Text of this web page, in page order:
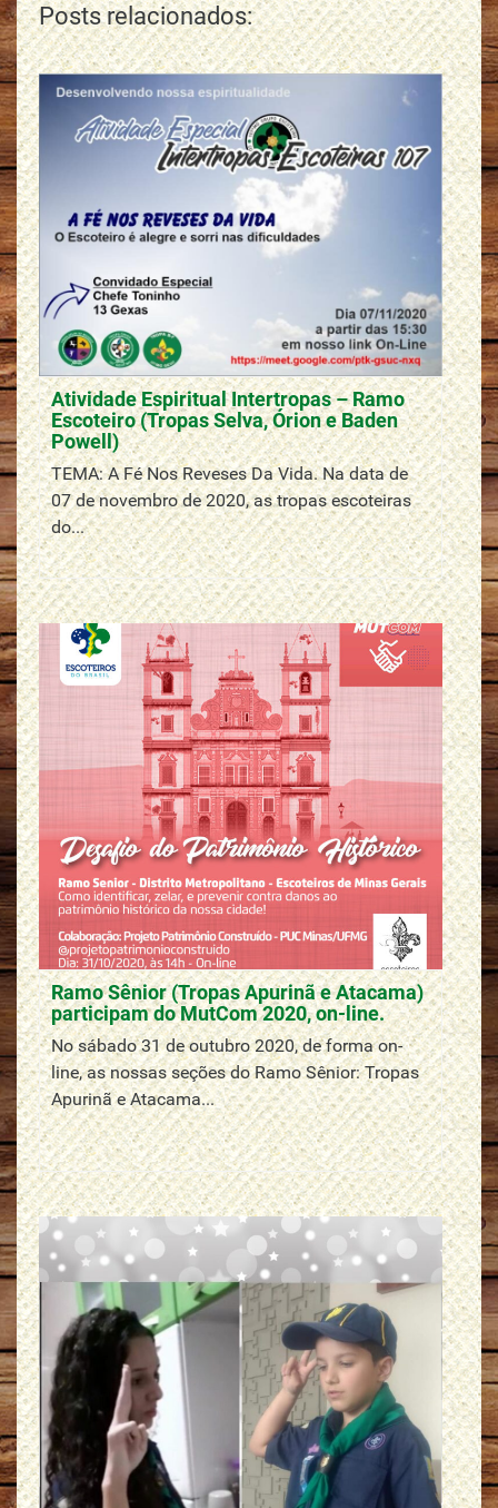
Posts relacionados:
Atividade Espiritual Intertropas – Ramo
Escoteiro (Tropas Selva, Órion e Baden
Powell)
TEMA: A Fé Nos Reveses Da Vida. Na data de
07 de novembro de 2020, as tropas escoteiras
do...
Ramo Sênior (Tropas Apurinã e Atacama)
participam do MutCom 2020, on-line.
No sábado 31 de outubro 2020, de forma on-
line, as nossas seções do Ramo Sênior: Tropas
Apurinã e Atacama...